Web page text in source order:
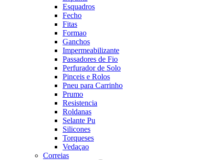
Esquadros
Fecho
Fitas
Formao
Ganchos
Impermeabilizante
Passadores de Fio
Perfurador de Solo
Pinceis e Rolos
Pneu para Carrinho
Prumo
Resistencia
Roldanas
Selante Pu
Silicones
Torqueses
Vedaçao
Correias